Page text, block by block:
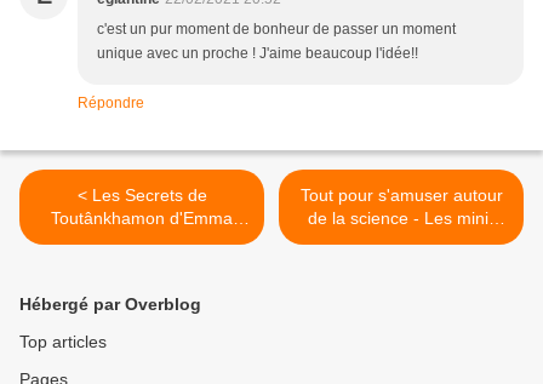
c'est un pur moment de bonheur de passer un moment
unique avec un proche ! J'aime beaucoup l'idée!!
Répondre
< Les Secrets de
Toutânkhamon d'Emma
Carroll : ​​​​​​​Un exemplaire à
Tout pour s'amuser autour
de la science - ​​​​​​​Les mini-
docs de Familiscope >
Hébergé par Overblog
Top articles
Pages